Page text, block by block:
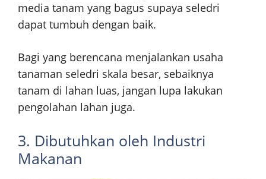
media tanam yang bagus supaya seledri
dapat tumbuh dengan baik.
Bagi yang berencana menjalankan usaha
tanaman seledri skala besar, sebaiknya
tanam di lahan luas, jangan lupa lakukan
pengolahan lahan juga.
3. Dibutuhkan oleh Industri
Makanan